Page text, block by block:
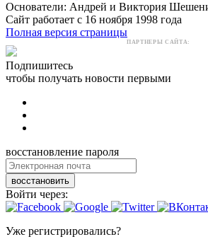
Основатели: Андрей и Виктория
Сайт работает с 16 ноября 1998 года
Полная версия страницы
ПАРТНЕРЫ САЙТА:
Подпишитесь
чтобы получать новости первыми
восстановление пароля
восстановить
Войти через:
Уже регистрировались?